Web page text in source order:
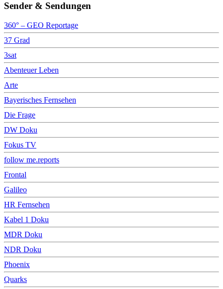
Sender & Sendungen
360° – GEO Reportage
37 Grad
3sat
Abenteuer Leben
Arte
Bayerisches Fernsehen
Die Frage
DW Doku
Fokus TV
follow me.reports
Frontal
Galileo
HR Fernsehen
Kabel 1 Doku
MDR Doku
NDR Doku
Phoenix
Quarks